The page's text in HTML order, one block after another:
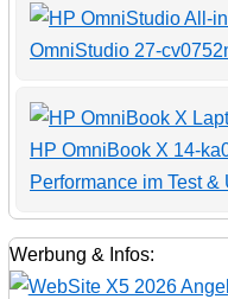
OmniStudio 27-
HP OmniBook X 14-
Performance im Test &
Werbung & Infos: